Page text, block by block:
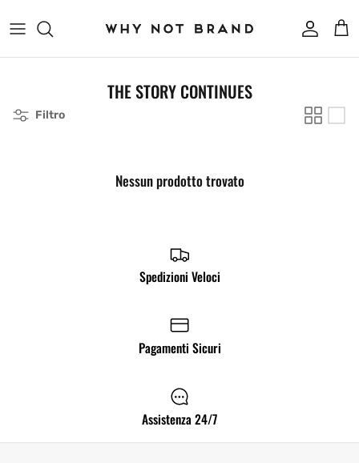
Account
THE STORY CONTINUES
Filtro
Nessun prodotto trovato
Spedizioni Veloci
Pagamenti Sicuri
Assistenza 24/7